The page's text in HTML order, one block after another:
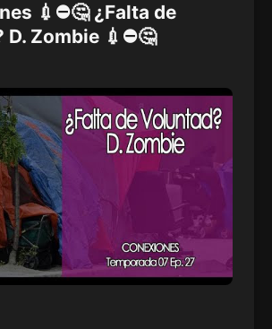
💉⛔🤔 ¿Falta de
Zombie 💉⛔🤔